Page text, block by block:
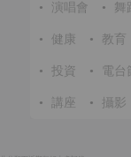
• 演唱會 • 舞
• 健康 • 教育
• 投資 • 電台
• 講座 • 攝影